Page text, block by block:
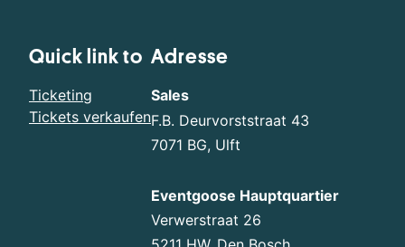
Quick link to
Ticketing
Tickets verkaufen
Adresse
Sales
F.B. Deurvorststraat 43
7071 BG, Ulft
Eventgoose Hauptquartier
Verwerstraat 26